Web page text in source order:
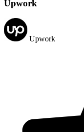
Upwork
Upwork